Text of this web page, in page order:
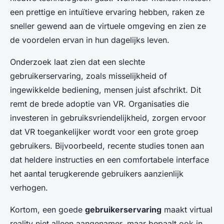
een prettige en intuïtieve ervaring hebben, raken ze
sneller gewend aan de virtuele omgeving en zien ze
de voordelen ervan in hun dagelijks leven.
Onderzoek laat zien dat een slechte
gebruikerservaring, zoals misselijkheid of
ingewikkelde bediening, mensen juist afschrikt. Dit
remt de brede adoptie van VR. Organisaties die
investeren in gebruiksvriendelijkheid, zorgen ervoor
dat VR toegankelijker wordt voor een grote groep
gebruikers. Bijvoorbeeld, recente studies tonen aan
dat heldere instructies en een comfortabele interface
het aantal terugkerende gebruikers aanzienlijk
verhogen.
Kortom, een goede gebruikerservaring maakt virtual